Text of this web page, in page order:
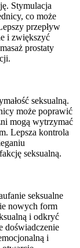
Stymulacja
co może
przepływ
i zwiększyć
prostaty
seksualną.
może poprawić
mogą wytrzymać
Lepsza kontrola
seksualną.
seksualne
nowych form
i odkryć
doświadczenie
i